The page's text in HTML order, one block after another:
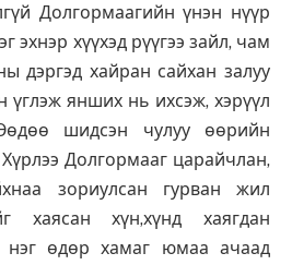
Долгормаагийн үнэн нүүр
эхнэр хүүхэд рүүгээ зайл, чам
дэргэд хайран сайхан залуу
үглэж янших нь ихсэж, хэрүүл
шидсэн чулуу өөрийн
Долгормааг царайчлан,
зориулсан гурван жил
хаясан хүн,хүнд хаягдан
нэг өдөр хамаг юмаа ачаад